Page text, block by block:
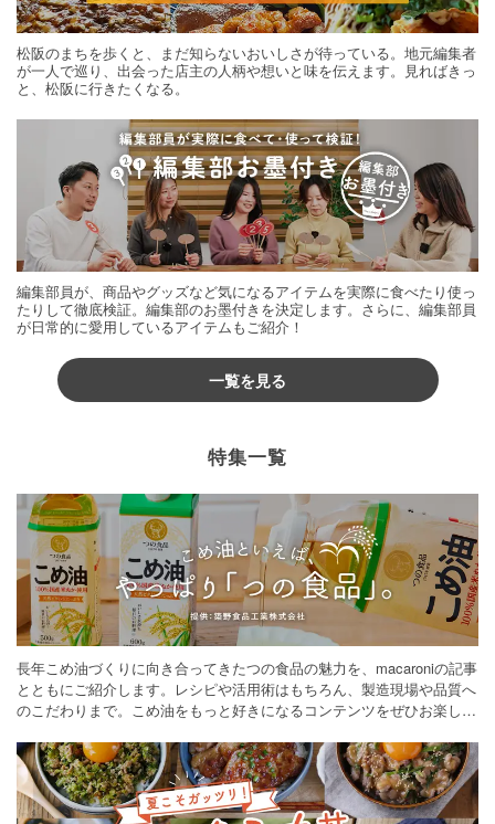
松阪のまちを歩くと、まだ知らないおいしさが待っている。地元編集者
が一人で巡り、出会った店主の人柄や想いと味を伝えます。見ればきっ
と、松阪に行きたくなる。
編集部員が、商品やグッズなど気になるアイテムを実際に食べたり使っ
たりして徹底検証。編集部のお墨付きを決定します。さらに、編集部員
が日常的に愛用しているアイテムもご紹介！
一覧を見る
特集一覧
長年こめ油づくりに向き合ってきたつの食品の魅力を、macaroniの記事
とともにご紹介します。レシピや活用術はもちろん、製造現場や品質へ
のこだわりまで。こめ油をもっと好きになるコンテンツをぜひお楽しみ